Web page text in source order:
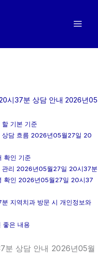
시37분 상담 안내 2026년05
기본 기준
상담 흐름 2026년05월27일 20
확인 기준
관리 2026년05월27일 20시37분
확인 2026년05월27일 20시37
지역치과 방문 시 개인정보와
좋은 내용
분 상담 안내 2026년05월